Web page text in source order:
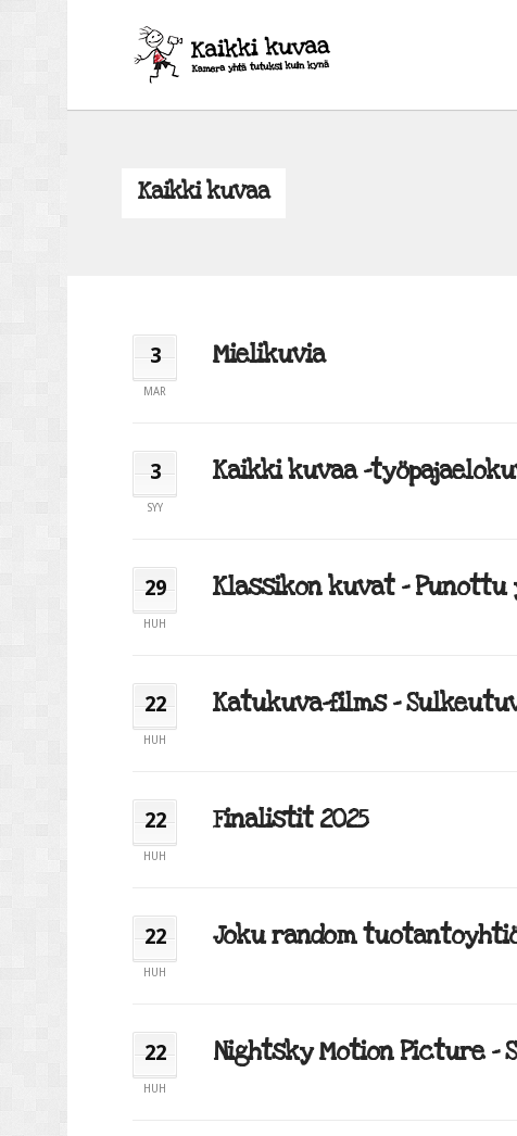
Kaikki kuvaa
3
MAR
Mielikuvia
3
SYY
Kaikki kuvaa -
29
HUH
Klassikon kuvat – Punottu
22
HUH
Katukuva-films –
22
HUH
Finalistit 2025
22
HUH
Joku random tuotantoyhtiö
22
HUH
Nightsky Motion Picture –